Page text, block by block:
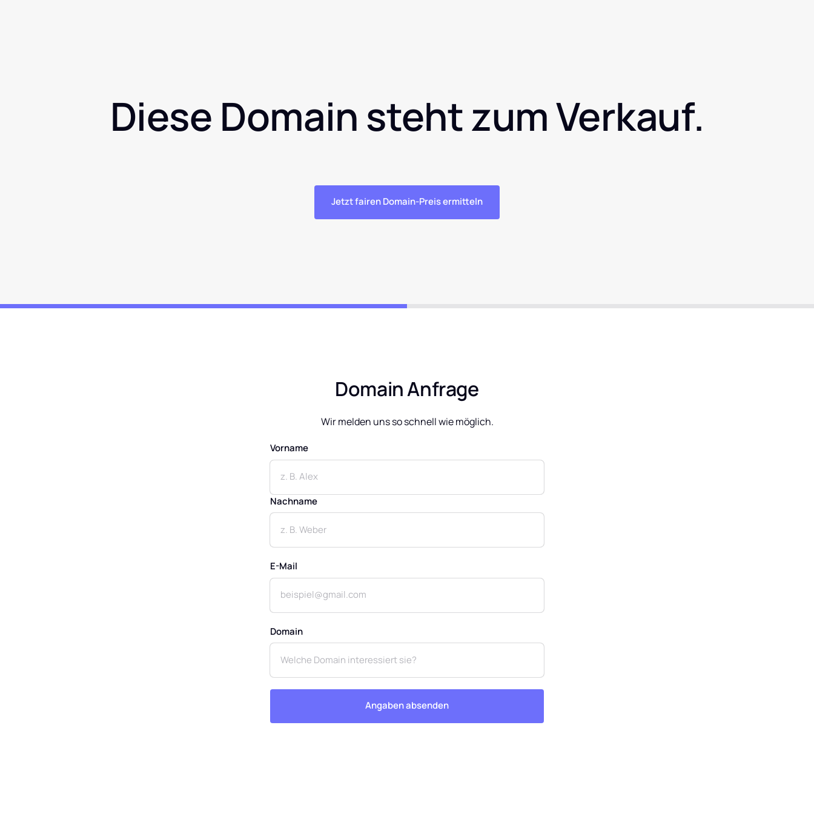
Diese Domain steht zum Verkauf.
Jetzt fairen Domain-Preis ermitteln
Domain Anfrage
Wir melden uns so schnell wie möglich.
Vorname
Vorname
Nachname
E-Mail
Domain
Angaben absenden